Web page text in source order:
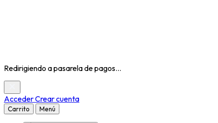
Redirigiendo a pasarela de pagos...
AccederCrear cuenta
Carrito Menú